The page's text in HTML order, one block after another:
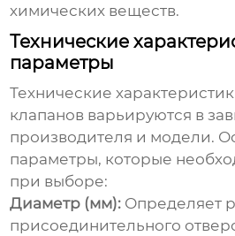
химических веществ.
Технические
параметры
Технические
клапанов варьируются в
производителя и модели.
параметры, которые
при выборе:
Диаметр (мм): Определяет
присоединительного